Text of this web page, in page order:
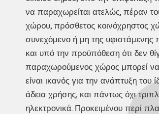
να παραχωρείται ατελώς, πέραν
χώρου, πρόσθετος κοινόχρηστος
συνεχόμενο ή μη της
και υπό την προϋπόθεση ότι δεν
παραχωρούμενος χώρος μπορεί να
είναι ικανός για την ανάπτυξη
άδεια χρήσης, και πάντως όχι
ηλεκτρονικά. Προκειμένου περί